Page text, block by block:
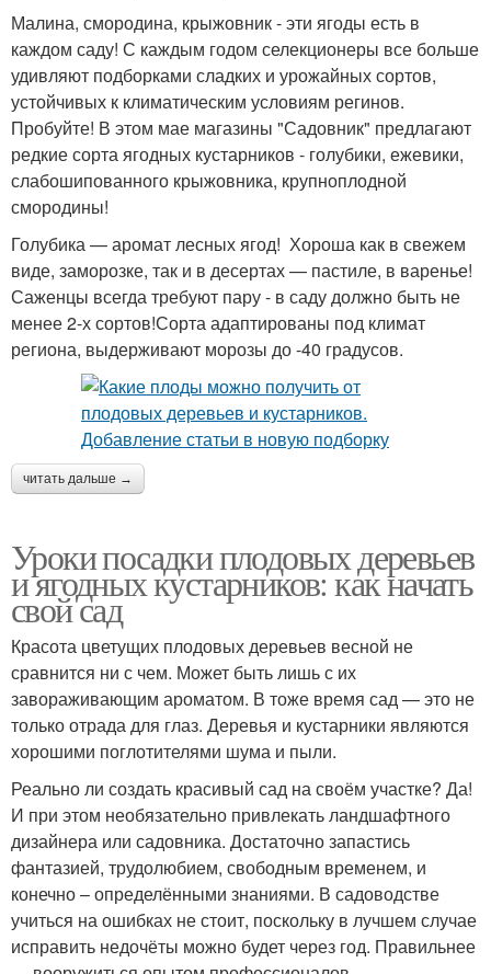
Малина, смородина, крыжовник - эти ягоды есть в
каждом саду! С каждым годом селекционеры все больше
удивляют подборками сладких и урожайных сортов,
устойчивых к климатическим условиям регинов.
Пробуйте! В этом мае магазины "Садовник" предлагают
редкие сорта ягодных кустарников - голубики, ежевики,
слабошипованного крыжовника, крупноплодной
смородины!
Голубика — аромат лесных ягод! Хороша как в свежем
виде, заморозке, так и в десертах — пастиле, в варенье!
Саженцы всегда требуют пару - в саду должно быть не
менее 2-х сортов!Сорта адаптированы под климат
региона, выдерживают морозы до -40 градусов.
читать дальше →
Уроки посадки плодовых деревьев
и ягодных кустарников: как начать
свой сад
Красота цветущих плодовых деревьев весной не
сравнится ни с чем. Может быть лишь с их
завораживающим ароматом. В тоже время сад — это не
только отрада для глаз. Деревья и кустарники являются
хорошими поглотителями шума и пыли.
Реально ли создать красивый сад на своём участке? Да!
И при этом необязательно привлекать ландшафтного
дизайнера или садовника. Достаточно запастись
фантазией, трудолюбием, свободным временем, и
конечно – определёнными знаниями. В садоводстве
учиться на ошибках не стоит, поскольку в лучшем случае
исправить недочёты можно будет через год. Правильнее